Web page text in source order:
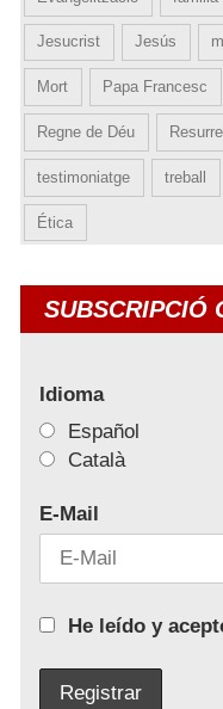
Jesucrist Jesús
Mort Papa Francesc
Regne de Déu
testimoniatge treball
Ética
SUBSCRIPCIÓ
Idioma
Español
Català
E-Mail
He leído y